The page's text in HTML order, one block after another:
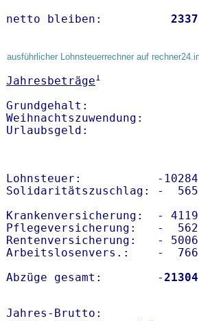
netto bleiben:
ausführlicher Lohnsteuerrechner auf
Jahresbeträge1
Grundgehalt:
Weihnachtszuwendung:
Lohnsteuer:           -
Solidaritätszuschlag: -
Krankenversicherung:  -
Pflegeversicherung:   -
Rentenversicherung:   -
Arbeitslosenvers.:    -
Abzüge gesamt:        -
Jahres-Brutto: